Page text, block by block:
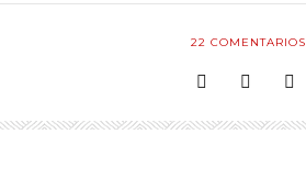
22 COMENTARIOS